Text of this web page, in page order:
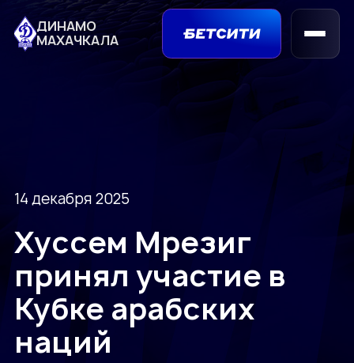
ДИНАМО
МАХАЧКАЛА
14 декабря 2025
Хуссем Мрезиг
принял участие в
Кубке арабских
наций